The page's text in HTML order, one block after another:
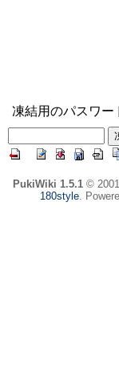
凍結用のパスワー
PukiWiki 1.5.1©
180style.